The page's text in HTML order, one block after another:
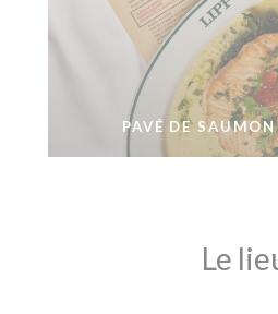
PAVÉ DE SAUMON
Le